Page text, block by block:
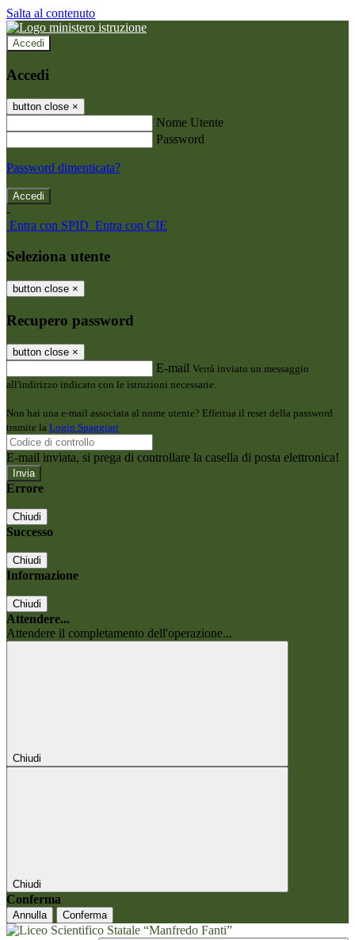
Salta al contenuto
Accedi
Accedi
button close ×
Nome Utente
Password
Password dimenticata?
-
Entra con SPID Entra con CIE
Seleziona utente
button close ×
Recupero password
button close ×
E-mail Verrà inviato un messaggio
all'indirizzo indicato con le istruzioni necessarie.
Non hai una e-mail associata al nome utente? Effettua il reset della password
tramite la Login Spaggiari
E-mail inviata, si prega di controllare la casella di posta elettronica!
Errore
Chiudi
Successo
Chiudi
Informazione
Chiudi
Attendere...
Attendere il completamento dell'operazione...
Chiudi
Chiudi
Conferma
Annulla Conferma